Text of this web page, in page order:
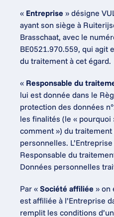
« Entreprise » désigne
ayant son siège à
Brasschaat, avec le
BE0521.970.559, qui agit
du traitement à cet égard.
« Responsable du
lui est donnée dans le
protection des données
les finalités (le « pourquoi
comment ») du traitement
personnelles.
Responsable du
Données personnelles
Par « Société affiliée » on
est affiliée à l’Entreprise
remplit les conditions